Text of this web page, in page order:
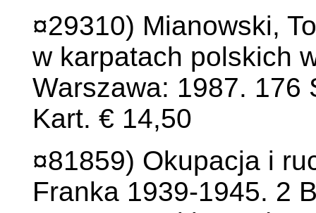
¤29310) Mianowski,
w karpatach polskich
Warszawa: 1987. 176
Kart. € 14,50
¤81859) Okupacja i
Franka 1939-1945. 2